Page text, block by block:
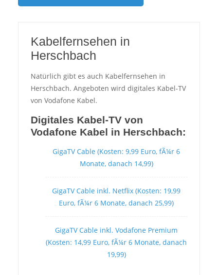
Kabelfernsehen in
Herschbach
Natürlich gibt es auch Kabelfernsehen in
Herschbach. Angeboten wird digitales Kabel-TV
von Vodafone Kabel.
Digitales Kabel-TV von
Vodafone Kabel in Herschbach:
GigaTV Cable (Kosten: 9,99 Euro, fÃ¼r 6
Monate, danach 14,99)
GigaTV Cable inkl. Netflix (Kosten: 19,99
Euro, fÃ¼r 6 Monate, danach 25,99)
GigaTV Cable inkl. Vodafone Premium
(Kosten: 14,99 Euro, fÃ¼r 6 Monate, danach
19,99)